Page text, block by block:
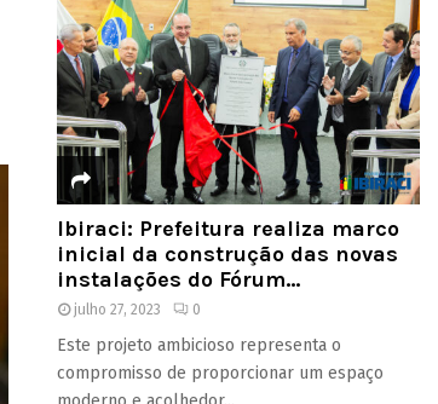
Ibiraci: Prefeitura realiza marco
inicial da construção das novas
instalações do Fórum...
julho 27, 2023 0
Este projeto ambicioso representa o
compromisso de proporcionar um espaço